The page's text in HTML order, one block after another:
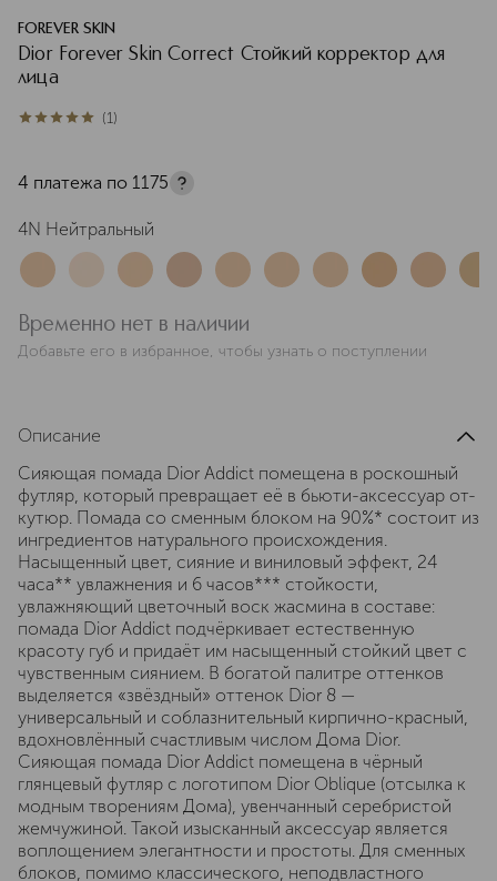
FOREVER SKIN
Dior Forever Skin Correct Стойкий корректор для
лица
5из 51 (1)
4 платежа по 1175
4N Нейтральный
Временно нет в наличии
Добавьте его в избранное, чтобы узнать о поступлении
Описание
Сияющая помада Dior Addict помещена в роскошный
футляр, который превращает её в бьюти-аксессуар от-
кутюр. Помада со сменным блоком на 90%* состоит из
ингредиентов натурального происхождения.
Насыщенный цвет, сияние и виниловый эффект, 24
часа** увлажнения и 6 часов*** стойкости,
увлажняющий цветочный воск жасмина в составе:
помада Dior Addict подчёркивает естественную
красоту губ и придаёт им насыщенный стойкий цвет с
чувственным сиянием. В богатой палитре оттенков
выделяется «звёздный» оттенок Dior 8 —
универсальный и соблазнительный кирпично-красный,
вдохновлённый счастливым числом Дома Dior.
Сияющая помада Dior Addict помещена в чёрный
глянцевый футляр с логотипом Dior Oblique (отсылка к
модным творениям Дома), увенчанный серебристой
жемчужиной. Такой изысканный аксессуар является
воплощением элегантности и простоты. Для сменных
блоков, помимо классического, неподвластного